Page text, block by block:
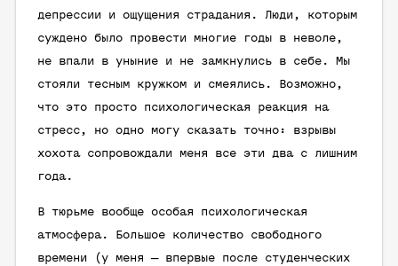
депрессии и ощущения страдания. Люди, которым
суждено было провести многие годы в неволе,
не впали в уныние и не замкнулись в себе. Мы
стояли тесным кружком и смеялись. Возможно,
что это просто психологическая реакция на
стресс, но одно могу сказать точно: взрывы
хохота сопровождали меня все эти два с лишним
года.
В тюрьме вообще особая психологическая
атмосфера. Большое количество свободного
времени (у меня — впервые после студенческих